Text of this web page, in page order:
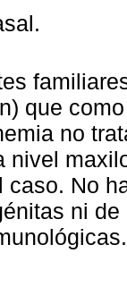
que
no
nivel
caso. No
ni